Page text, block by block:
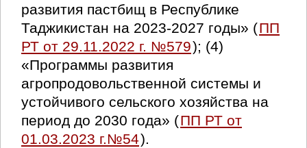
развития пастбищ в Республике
Таджикистан на 2023-2027 годы» (ПП
РТ от 29.11.2022 г. №579); (4)
«Программы развития
агропродовольственной системы и
устойчивого сельского хозяйства на
период до 2030 года» (ПП РТ от
01.03.2023 г.№54).